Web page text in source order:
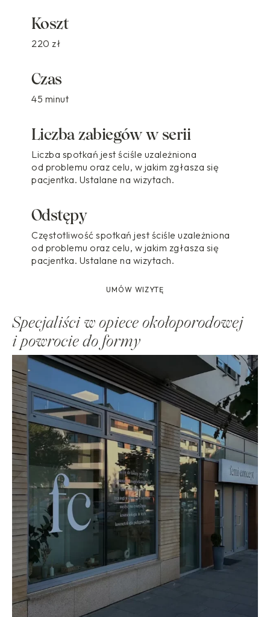
Koszt
220 zł
Czas
45 minut
Liczba zabiegów w serii
Liczba spotkań jest ściśle uzależniona
od problemu oraz celu, w jakim zgłasza się
pacjentka. Ustalane na wizytach.
Odstępy
Częstotliwość spotkań jest ściśle uzależniona
od problemu oraz celu, w jakim zgłasza się
pacjentka. Ustalane na wizytach.
Specjaliści w opiece okołoporodowej
i powrocie do formy